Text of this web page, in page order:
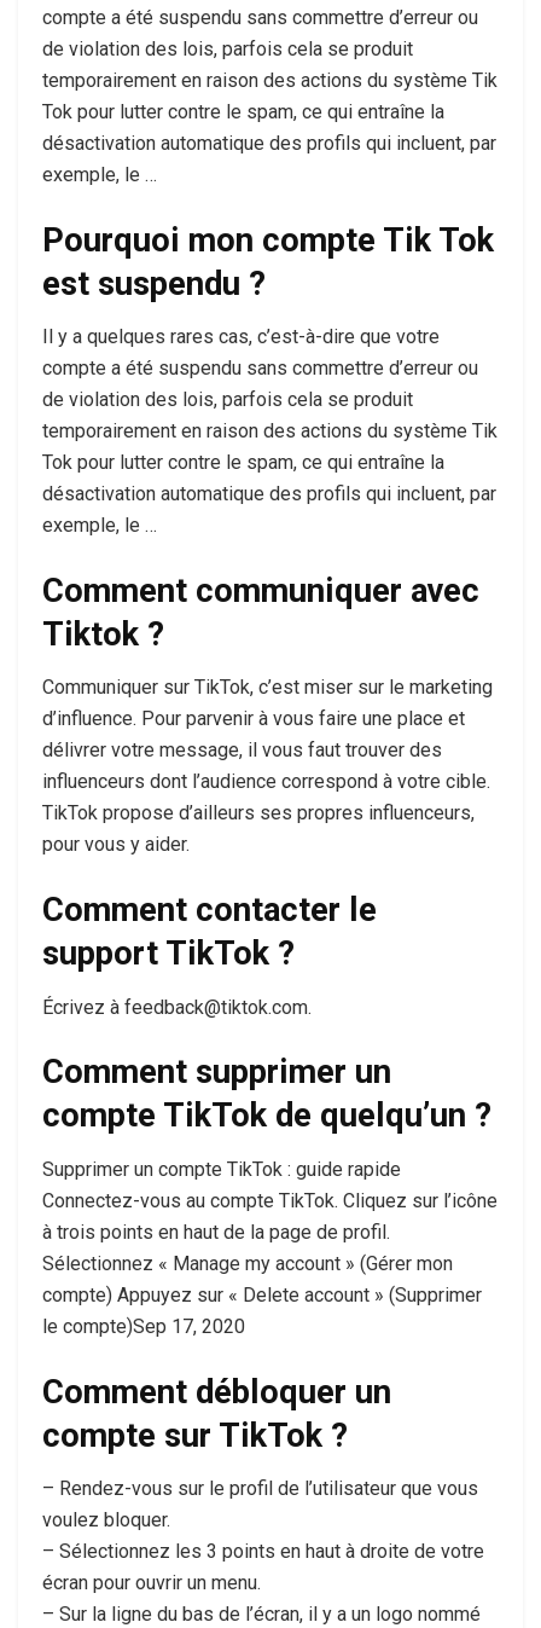
compte a été suspendu sans commettre d’erreur ou
de violation des lois, parfois cela se produit
temporairement en raison des actions du système Tik
Tok pour lutter contre le spam, ce qui entraîne la
désactivation automatique des profils qui incluent, par
exemple, le …
Pourquoi mon compte Tik Tok
est suspendu ?
Il y a quelques rares cas, c’est-à-dire que votre
compte a été suspendu sans commettre d’erreur ou
de violation des lois, parfois cela se produit
temporairement en raison des actions du système Tik
Tok pour lutter contre le spam, ce qui entraîne la
désactivation automatique des profils qui incluent, par
exemple, le …
Comment communiquer avec
Tiktok ?
Communiquer sur TikTok, c’est miser sur le marketing
d’influence. Pour parvenir à vous faire une place et
délivrer votre message, il vous faut trouver des
influenceurs dont l’audience correspond à votre cible.
TikTok propose d’ailleurs ses propres influenceurs,
pour vous y aider.
Comment contacter le
support TikTok ?
Écrivez à feedback@tiktok.com.
Comment supprimer un
compte TikTok de quelqu’un ?
Supprimer un compte TikTok : guide rapide
Connectez-vous au compte TikTok. Cliquez sur l’icône
à trois points en haut de la page de profil.
Sélectionnez « Manage my account » (Gérer mon
compte) Appuyez sur « Delete account » (Supprimer
le compte)Sep 17, 2020
Comment débloquer un
compte sur TikTok ?
– Rendez-vous sur le profil de l’utilisateur que vous
voulez bloquer.
– Sélectionnez les 3 points en haut à droite de votre
écran pour ouvrir un menu.
– Sur la ligne du bas de l’écran, il y a un logo nommé